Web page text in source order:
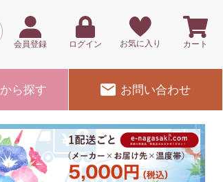
会員登録 ログイン お気に入り カート
から探す お問い合わせ